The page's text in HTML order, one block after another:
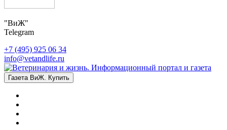
"ВиЖ"
Telegram
+7 (495) 925 06 34
info@vetandlife.ru
Газета ВиЖ. Купить